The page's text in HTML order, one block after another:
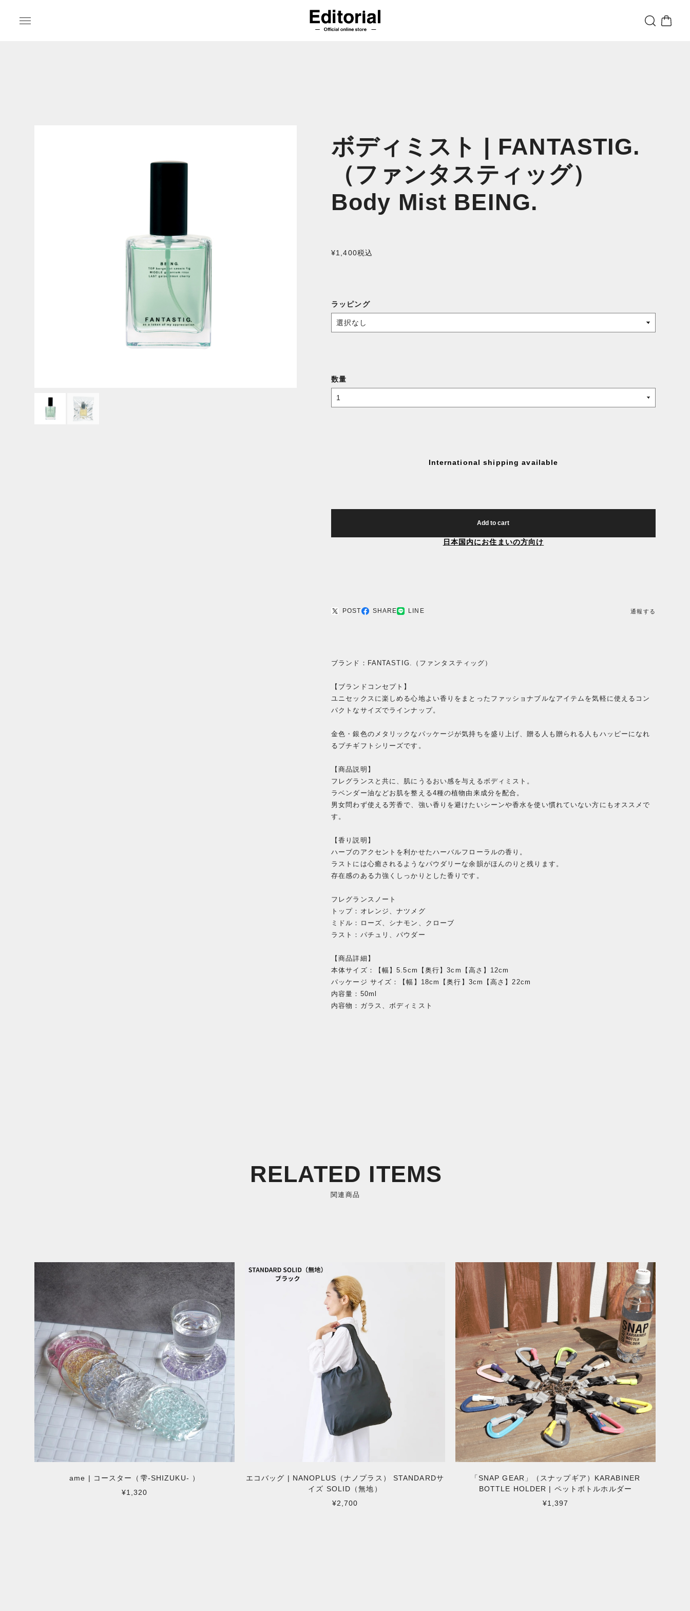
ボディミスト | FANTASTIG.
（ファンタスティッグ）
Body Mist BEING.
¥1,400税込
ラッピング
数量
International shipping available
Add to cart
日本国内にお住まいの方向け
POST SHARE LINE 通報する
ブランド：FANTASTIG.（ファンタスティッグ）
【ブランドコンセプト】
ユニセックスに楽しめる心地よい香りをまとったファッショナブルなアイテムを気軽に使えるコン
パクトなサイズでラインナップ。
金色・銀色のメタリックなパッケージが気持ちを盛り上げ、贈る人も贈られる人もハッピーになれ
るプチギフトシリーズです。
【商品説明】
フレグランスと共に、肌にうるおい感を与えるボディミスト。
ラベンダー油などお肌を整える4種の植物由来成分を配合。
男女問わず使える芳香で、強い香りを避けたいシーンや香水を使い慣れていない方にもオススメで
す。
【香り説明】
ハーブのアクセントを利かせたハーバルフローラルの香り。
ラストには心癒されるようなパウダリーな余韻がほんのりと残ります。
存在感のある力強くしっかりとした香りです。
フレグランスノート
トップ：オレンジ、ナツメグ
ミドル：ローズ、シナモン、クローブ
ラスト：パチュリ、パウダー
【商品詳細】
本体サイズ：【幅】5.5cm【奥行】3cm【高さ】12cm
パッケージ サイズ：【幅】18cm【奥行】3cm【高さ】22cm
内容量：50ml
内容物：ガラス、ボディミスト
RELATED ITEMS
関連商品
ame | コースター（雫-SHIZUKU- ）
¥1,320
エコバッグ | NANOPLUS（ナノプラス） STANDARDサ
イズ SOLID（無地）
¥2,700
「SNAP GEAR」（スナップギア）KARABINER
BOTTLE HOLDER | ペットボトルホルダー
¥1,397